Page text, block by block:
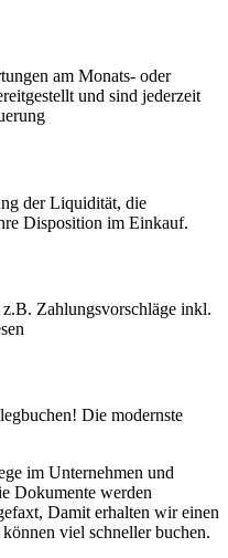
am Monats- oder
und sind jederzeit
der Liquidität, die
Disposition im Einkauf.
Zahlungsvorschläge inkl.
Die modernste
im Unternehmen und
Dokumente werden
Damit erhalten wir einen
viel schneller buchen.